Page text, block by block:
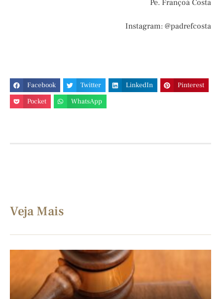
Pe. Françoá Costa
Instagram: @padrefcosta
Facebook Twitter LinkedIn
Pinterest
Pocket
WhatsApp
Veja Mais